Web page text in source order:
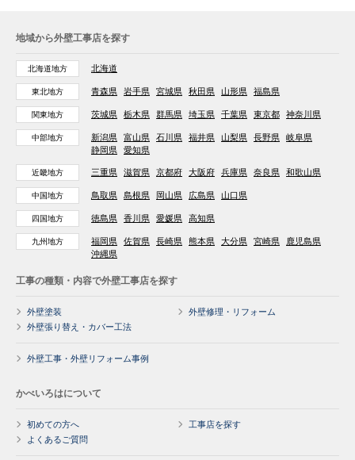
地域から外壁工事店を探す
北海道地方 北海道
東北地方 青森県 岩手県 宮城県 秋田県 山形県 福島県
関東地方 茨城県 栃木県 群馬県 埼玉県 千葉県 東京都 神奈川県
中部地方 新潟県 富山県 石川県 福井県 山梨県 長野県
岐阜県
静岡県
愛知県
近畿地方 三重県 滋賀県 京都府 大阪府 兵庫県 奈良県 和歌山県
中国地方 鳥取県 島根県 岡山県 広島県 山口県
四国地方 徳島県 香川県 愛媛県 高知県
九州地方 福岡県 佐賀県 長崎県 熊本県 大分県 宮崎県
鹿児島県
沖縄県
工事の種類・内容で外壁工事店を探す
外壁塗装
外壁修理・リフォーム
外壁張り替え・カバー工法
外壁工事・外壁リフォーム事例
かべいろはについて
初めての方へ
工事店を探す
よくあるご質問